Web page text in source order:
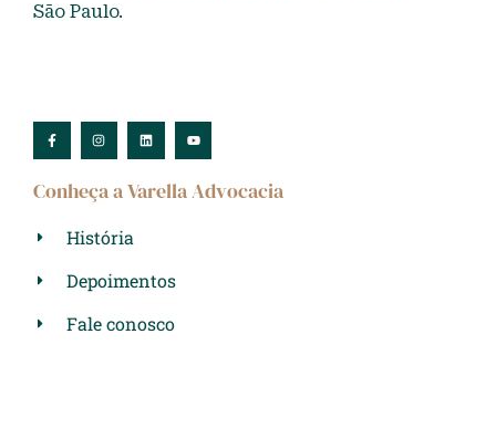
São Paulo.
Conheça a Varella Advocacia
História
Depoimentos
Fale conosco